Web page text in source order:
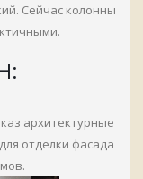
Сейчас колонны
архитектурные
отделки фасада